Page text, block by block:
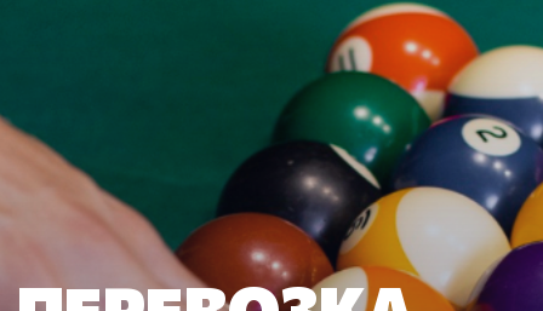
ПЕРЕВОЗКА
БИЛЬЯРДНОГО
СТОЛА
Наша команда исключает риски,